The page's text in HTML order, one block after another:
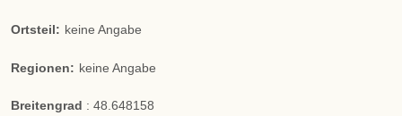
Ortsteil: keine Angabe
Regionen: keine Angabe
Breitengrad : 48.648158